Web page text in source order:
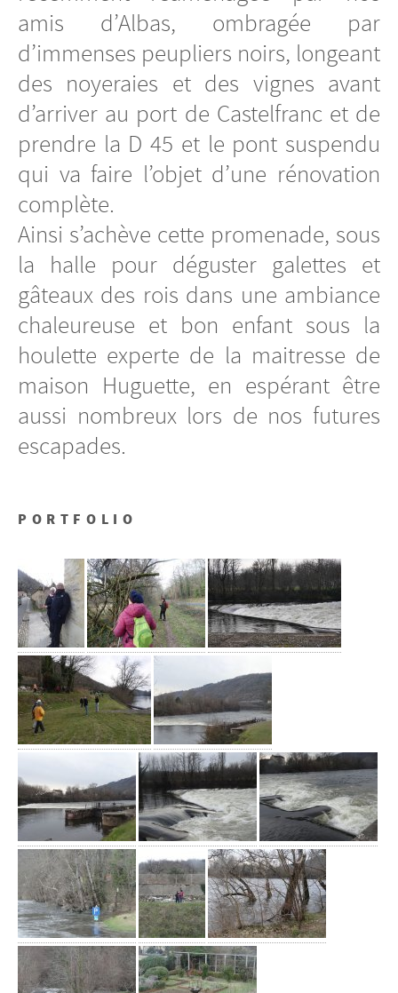
amis d’Albas, ombragée par
d’immenses peupliers noirs, longeant
des noyeraies et des vignes avant
d’arriver au port de Castelfranc et de
prendre la D 45 et le pont suspendu
qui va faire l’objet d’une rénovation
complète.
Ainsi s’achève cette promenade, sous
la halle pour déguster galettes et
gâteaux des rois dans une ambiance
chaleureuse et bon enfant sous la
houlette experte de la maitresse de
maison Huguette, en espérant être
aussi nombreux lors de nos futures
escapades.
PORTFOLIO